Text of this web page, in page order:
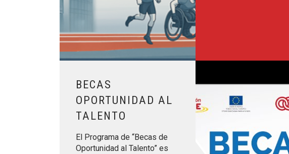
BECAS
OPORTUNIDAD AL
TALENTO
El Programa de “Becas de
Oportunidad al Talento” es